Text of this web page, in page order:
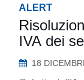
ALERT
IVA dei
18